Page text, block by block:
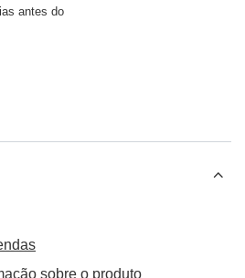
antes do
sobre o produto